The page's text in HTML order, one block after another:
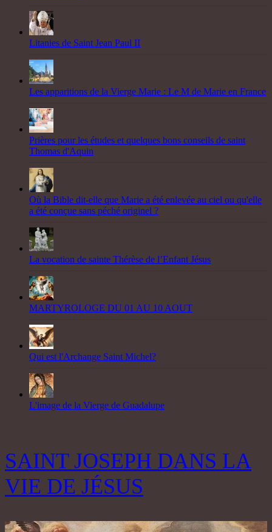
Litanies de Saint Jean Paul II
Les apparitions de la Vierge Marie : Le M de Marie en France
Prières pour les études et quelques bons conseils de saint
Thomas d'Aquin
Où la Bible dit-elle que Marie a été enlevée au ciel ou qu'elle
a été conçue sans péché originel ?
La vocation de sainte Thérèse de l’Enfant Jésus
MARTYROLOGE DU 01 AU 10 AOUT
Qui est l'Archange Saint Michel?
L'image de la Vierge de Guadalupe
SAINT JOSEPH DANS LA
VIE DE JÉSUS